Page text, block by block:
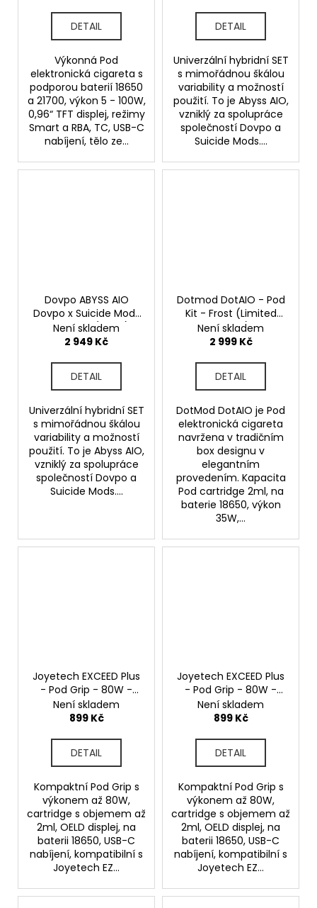
DETAIL
Výkonná Pod
elektronická cigareta s
podporou baterií 18650
a 21700, výkon 5 - 100W,
0,96“ TFT displej, režimy
Smart a RBA, TC, USB-C
nabíjení, tělo ze...
DETAIL
Univerzální hybridní SET
s mimořádnou škálou
variability a možností
použití. To je Abyss AIO,
vzniklý za spolupráce
společností Dovpo a
Suicide Mods....
Dovpo ABYSS AIO
Dovpo x Suicide Mods
- 60W TC (Onyx)
Není skladem
2 949 Kč
DETAIL
Univerzální hybridní SET
s mimořádnou škálou
variability a možností
použití. To je Abyss AIO,
vzniklý za spolupráce
společností Dovpo a
Suicide Mods....
Dotmod DotAIO - Pod
Kit - Frost (Limited
Edition)
Není skladem
2 999 Kč
DETAIL
DotMod DotAIO je Pod
elektronická cigareta
navržena v tradičním
box designu v
elegantním
provedením. Kapacita
Pod cartridge 2ml, na
baterie 18650, výkon
35W,...
Joyetech EXCEED Plus
- Pod Grip - 80W -
Street Art
Není skladem
899 Kč
DETAIL
Kompaktní Pod Grip s
výkonem až 80W,
cartridge s objemem až
2ml, OELD displej, na
baterii 18650, USB-C
nabíjení, kompatibilní s
Joyetech EZ...
Joyetech EXCEED Plus
- Pod Grip - 80W -
Black
Není skladem
899 Kč
DETAIL
Kompaktní Pod Grip s
výkonem až 80W,
cartridge s objemem až
2ml, OELD displej, na
baterii 18650, USB-C
nabíjení, kompatibilní s
Joyetech EZ...